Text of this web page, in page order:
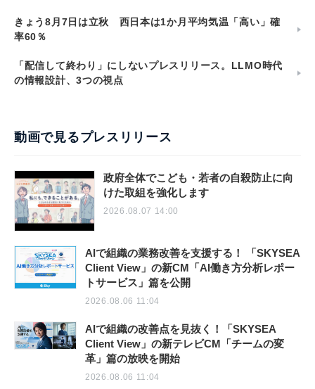
きょう8月7日は立秋 西日本は1か月平均気温「高い」確
率60％
「配信して終わり」にしないプレスリリース。LLMO時代
の情報設計、3つの視点
動画で見るプレスリリース
政府全体でこども・若者の自殺防止に向
けた取組を強化します
2026.08.07 14:00
AIで組織の業務改善を支援する！ 「SKYSEA
Client View」の新CM「AI働き方分析レポー
トサービス」篇を公開
2026.08.06 11:04
AIで組織の改善点を見抜く！「SKYSEA
Client View」の新テレビCM「チームの変
革」篇の放映を開始
2026.08.06 11:04